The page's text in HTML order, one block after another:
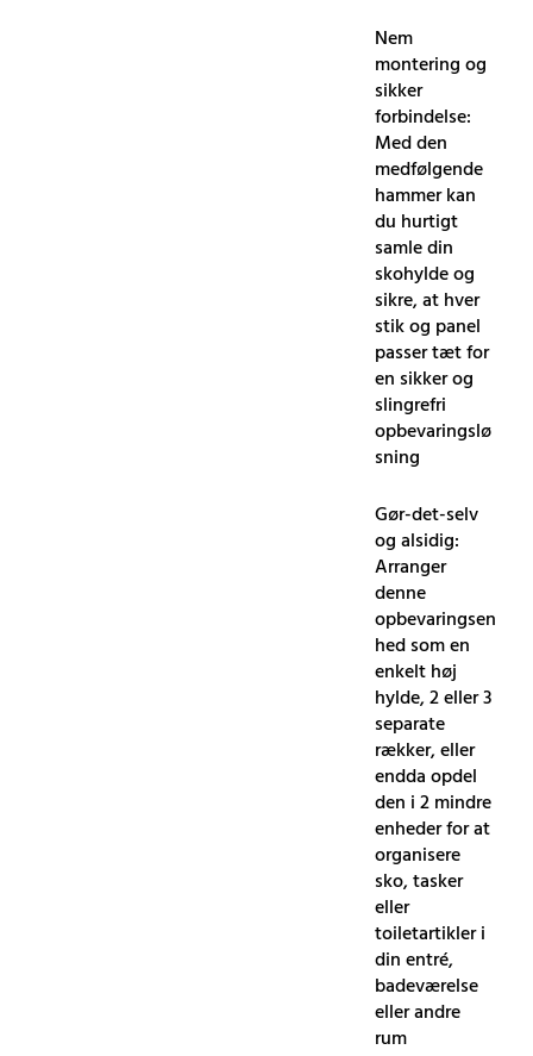
Nem
montering og
sikker
forbindelse:
Med den
medfølgende
hammer kan
du hurtigt
samle din
skohylde og
sikre, at hver
stik og panel
passer tæt for
en sikker og
slingrefri
opbevaringslø
sning
Gør-det-selv
og alsidig:
Arranger
denne
opbevaringsen
hed som en
enkelt høj
hylde, 2 eller 3
separate
rækker, eller
endda opdel
den i 2 mindre
enheder for at
organisere
sko, tasker
eller
toiletartikler i
din entré,
badeværelse
eller andre
rum